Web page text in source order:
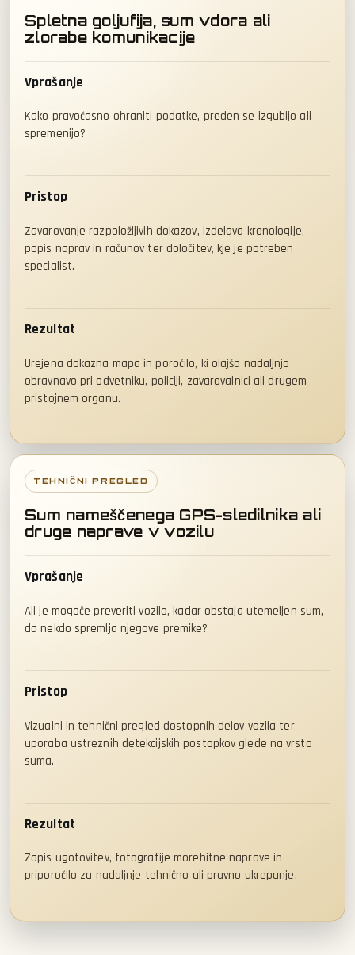
Spletna goljufija, sum vdora ali
zlorabe komunikacije
Vprašanje
Kako pravočasno ohraniti podatke, preden se izgubijo ali
spremenijo?
Pristop
Zavarovanje razpoložljivih dokazov, izdelava kronologije,
popis naprav in računov ter določitev, kje je potreben
specialist.
Rezultat
Urejena dokazna mapa in poročilo, ki olajša nadaljnjo
obravnavo pri odvetniku, policiji, zavarovalnici ali drugem
pristojnem organu.
TEHNIČNI PREGLED
Sum nameščenega GPS-sledilnika ali
druge naprave v vozilu
Vprašanje
Ali je mogoče preveriti vozilo, kadar obstaja utemeljen sum,
da nekdo spremlja njegove premike?
Pristop
Vizualni in tehnični pregled dostopnih delov vozila ter
uporaba ustreznih detekcijskih postopkov glede na vrsto
suma.
Rezultat
Zapis ugotovitev, fotografije morebitne naprave in
priporočilo za nadaljnje tehnično ali pravno ukrepanje.